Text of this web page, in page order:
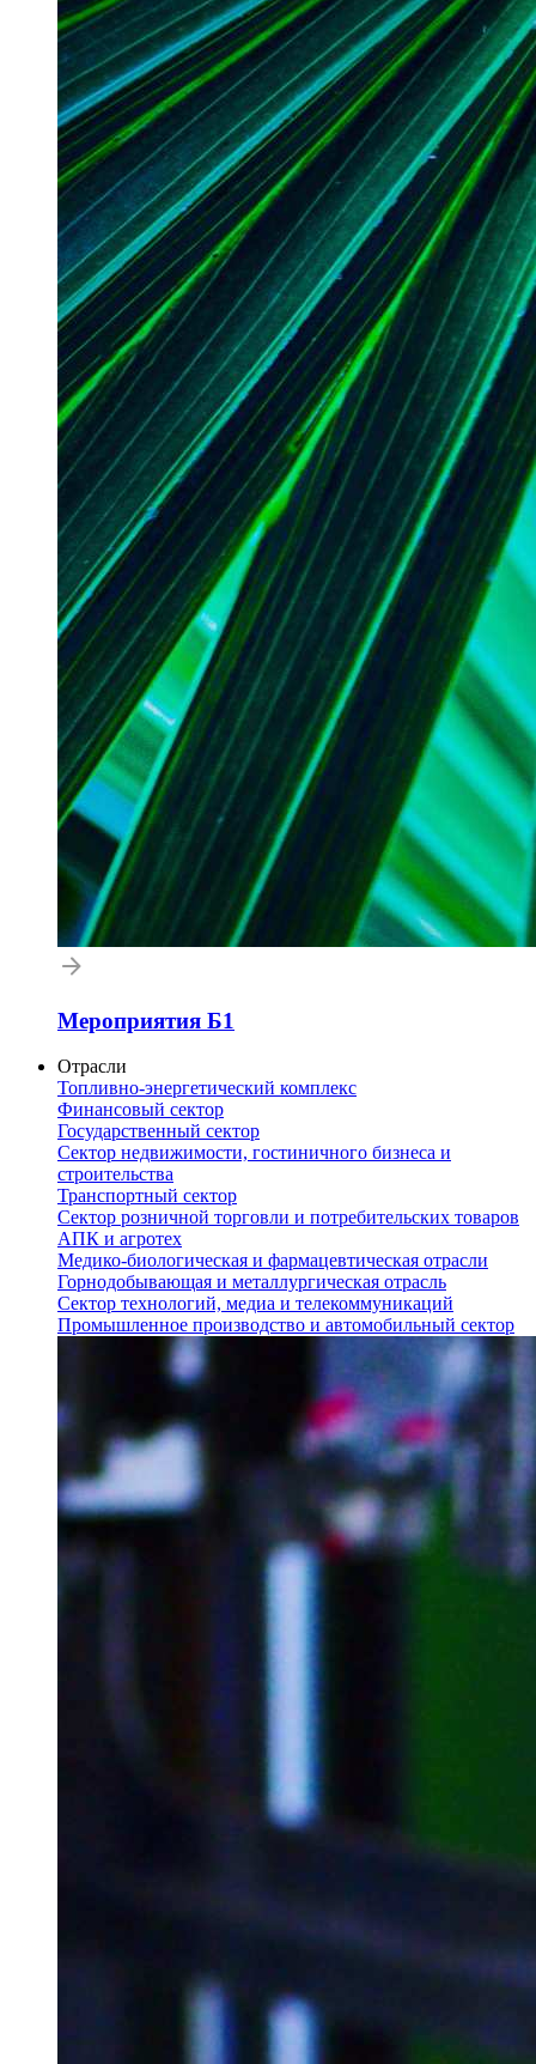
Мероприятия Б1
Отрасли
Топливно-энергетический комплекс
Финансовый сектор
Государственный сектор
Сектор недвижимости, гостиничного бизнеса и
строительства
Транспортный сектор
Сектор розничной торговли и потребительских товаров
АПК и агротех
Медико-биологическая и фармацевтическая отрасли
Горнодобывающая и металлургическая отрасль
Сектор технологий, медиа и телекоммуникаций
Промышленное производство и автомобильный сектор